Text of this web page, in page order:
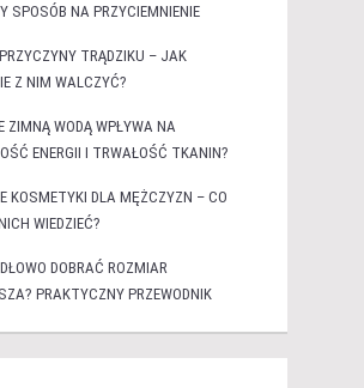
SPOSÓB NA PRZYCIEMNIENIE
TRĄDZIKU – JAK
Z NIM WALCZYĆ?
ZIMNĄ WODĄ WPŁYWA NA
ENERGII I TRWAŁOŚĆ TKANIN?
KOSMETYKI DLA MĘŻCZYZN – CO
WIEDZIEĆ?
DOBRAĆ ROZMIAR
PRAKTYCZNY PRZEWODNIK